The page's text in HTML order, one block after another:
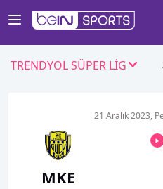
TRENDYOL SÜPER LİG
MKE
21 Aralık 2023,